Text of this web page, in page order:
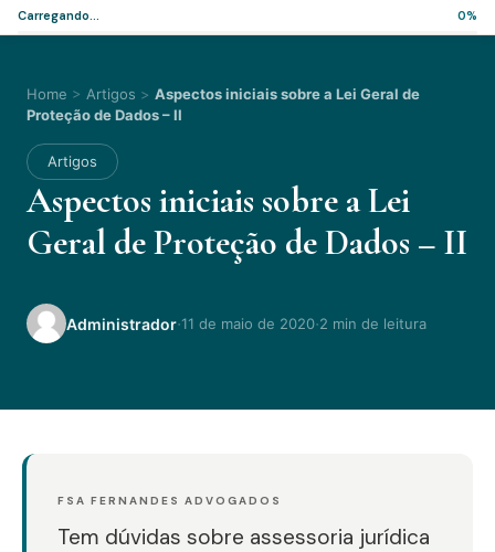
Home > Artigos > Aspectos iniciais sobre a Lei Geral de
Proteção de Dados – II
Artigos
Aspectos iniciais sobre a Lei
Geral de Proteção de Dados – II
Administrador·11 de maio de 2020·2 min de leitura
Carregando... 0%
FSA FERNANDES ADVOGADOS
Tem dúvidas sobre assessoria jurídica